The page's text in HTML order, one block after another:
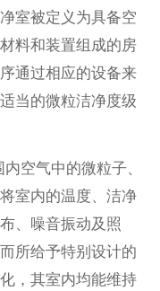
室被定义为具备空
料和装置组成的房
通过相应的设备来
当的微粒洁净度级
气中的微粒子、
室内的温度、洁净
、噪音振动及照
所给予特别设计的
，其室内均能维持